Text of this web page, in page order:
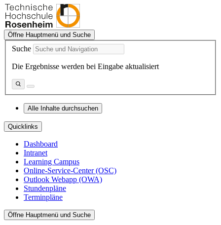
Öffne Hauptmenü und Suche
Suche
Die Ergebnisse werden bei Eingabe aktualisiert
Alle Inhalte durchsuchen
Quicklinks
Dashboard
Intranet
Learning Campus
Online-Service-Center (OSC)
Outlook Webapp (OWA)
Stundenpläne
Terminpläne
Öffne Hauptmenü und Suche